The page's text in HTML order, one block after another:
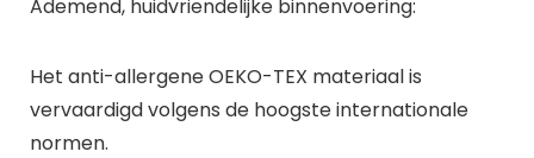
Ademend, huidvriendelijke binnenvoering:
Het anti-allergene OEKO-TEX materiaal is
vervaardigd volgens de hoogste internationale
normen.